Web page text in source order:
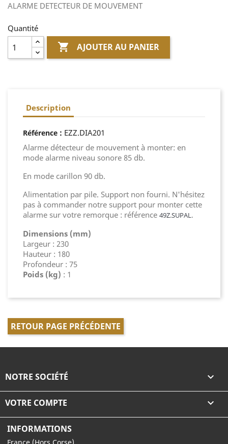
ALARME DETECTEUR DE MOUVEMENT
Quantité
 AJOUTER AU PANIER
Description
Référence : EZZ.DIA201
Alarme détecteur de mouvement à monter: en
mode alarme niveau sonore 85 db.
En mode carillon 90 db.
Alimentation par pile. Support non fourni. N'hésitez
pas à commander notre support pour monter cette
alarme sur votre remorque : référence 49Z.SUPAL.
Dimensions (mm)
Largeur : 230
Hauteur : 180
Profondeur : 75
Poids (kg) : 1
RETOUR PAGE PRÉCÉDENTE
NOTRE SOCIÉTÉ 
VOTRE COMPTE 
INFORMATIONS